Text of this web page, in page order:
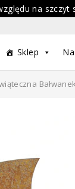
na szczyt
Sklep